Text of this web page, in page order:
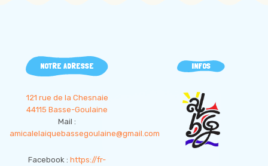
NOTRE ADRESSE
121 rue de la Chesnaie
44115 Basse-Goulaine
Mail :
amicalelaiquebassegoulaine@gmail.com
Facebook : https://fr-
INFOS